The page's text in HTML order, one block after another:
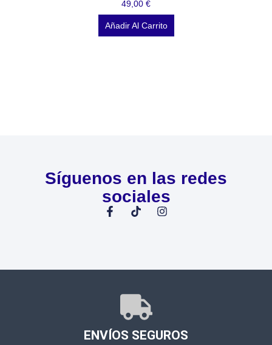
49,00 €
Añadir Al Carrito
Síguenos en las redes
sociales
ENVÍOS SEGUROS